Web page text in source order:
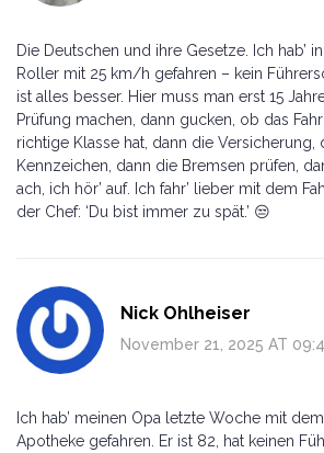
Die Deutschen und ihre Gesetze. Ich hab’
Roller mit 25 km/h gefahren – kein
ist alles besser. Hier muss man erst 15
Prüfung machen, dann gucken, ob das
richtige Klasse hat, dann die Versicherung,
Kennzeichen, dann die Bremsen prüfen,
ach, ich hör’ auf. Ich fahr’ lieber mit dem
der Chef: ‘Du bist immer zu spät.’ 😒
Nick Ohlheiser
November 21, 2025 AT
Ich hab’ meinen Opa letzte Woche mit
Apotheke gefahren. Er ist 82, hat keinen